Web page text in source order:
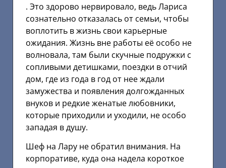
. Это здорово нервировало, ведь Лариса
сознательно отказалась от семьи, чтобы
воплотить в жизнь свои карьерные
ожидания. Жизнь вне работы её особо не
волновала, там были скучные подружки с
сопливыми детишками, поездки в отчий
дом, где из года в год от нее ждали
замужества и появления долгожданных
внуков и редкие женатые любовники,
которые приходили и уходили, не особо
западая в душу.
Шеф на Лару не обратил внимания. На
корпоративе, куда она надела короткое